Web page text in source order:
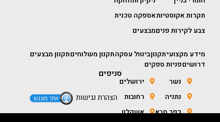
תקרות אקוסטיות
צבע לקירות פנים
אספקה טכנית
מבצעים
מידע מקצועיתקנוןביטול עסקהתקנון משלוחיםתקנון מבצעים
דרושיםפניות ספקים
סניפים
נשר
נתניה
כפר סבא
ירושלים
רחובות
אשקלון
הצהרת נגישות